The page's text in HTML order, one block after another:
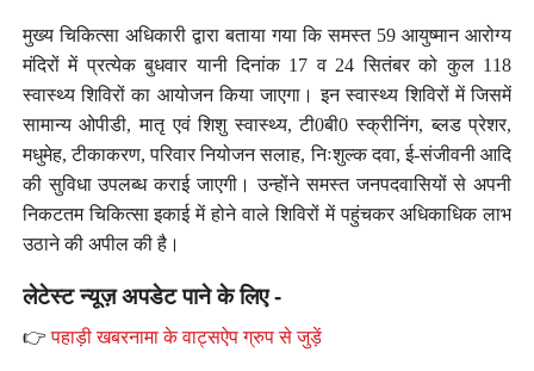
मुख्य चिकित्सा अधिकारी द्वारा बताया गया कि समस्त 59 आयुष्मान आरोग्य
मंदिरों में प्रत्येक बुधवार यानी दिनांक 17 व 24 सितंबर को कुल 118
स्वास्थ्य शिविरों का आयोजन किया जाएगा। इन स्वास्थ्य शिविरों में जिसमें
सामान्य ओपीडी, मातृ एवं शिशु स्वास्थ्य, टी0बी0 स्क्रीनिंग, ब्लड प्रेशर,
मधुमेह, टीकाकरण, परिवार नियोजन सलाह, निःशुल्क दवा, ई-संजीवनी आदि
की सुविधा उपलब्ध कराई जाएगी। उन्होंने समस्त जनपदवासियों से अपनी
निकटतम चिकित्सा इकाई में होने वाले शिविरों में पहुंचकर अधिकाधिक लाभ
उठाने की अपील की है।
लेटेस्ट न्यूज़ अपडेट पाने के लिए -
👉पहाड़ी खबरनामा के वाट्सऐप ग्रुप से जुड़ें